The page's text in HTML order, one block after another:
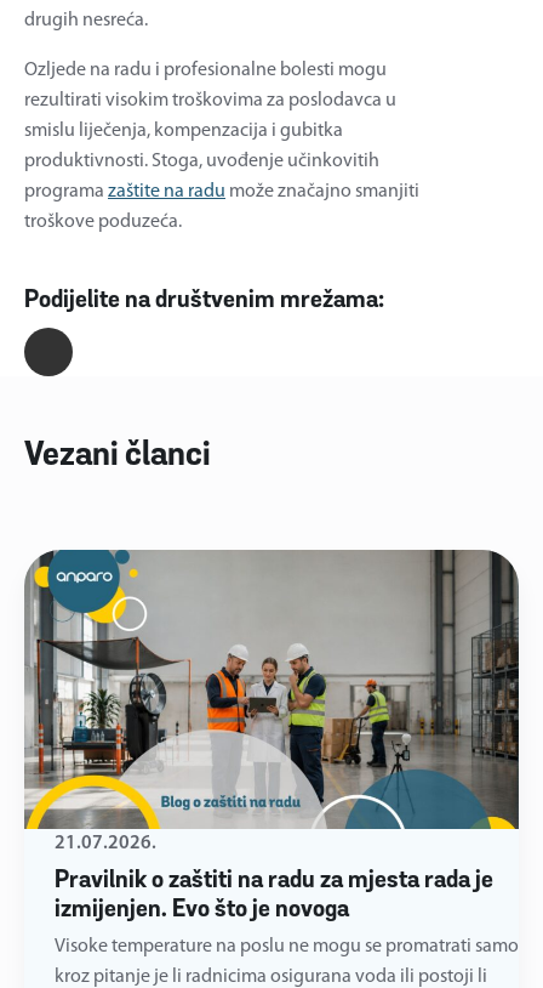
drugih nesreća.
Ozljede na radu i profesionalne bolesti mogu
rezultirati visokim troškovima za poslodavca u
smislu liječenja, kompenzacija i gubitka
produktivnosti. Stoga, uvođenje učinkovitih
programa zaštite na radu može značajno smanjiti
troškove poduzeća.
Podijelite na društvenim mrežama:
Vezani članci
Pravilnik o zaštiti na radu za mjesta rada je
izmijenjen. Evo što je novoga
21.07.2026.
Visoke temperature na poslu ne mogu se promatrati samo
kroz pitanje je li radnicima osigurana voda ili postoji li